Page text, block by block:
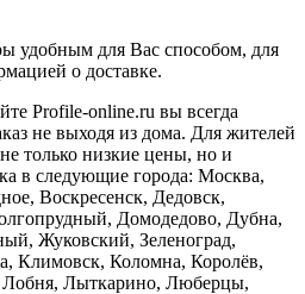
удобным для Вас способом, для
о доставке.
Profile-online.ru вы всегда
не выходя из дома. Для жителей
только низкие цены, но и
в следующие города: Москва,
Воскресенск, Дедовск,
Домодедово, Дубна,
Жуковский, Зеленоград,
Климовск, Коломна, Королёв,
Лобня, Лыткарино, Люберцы,